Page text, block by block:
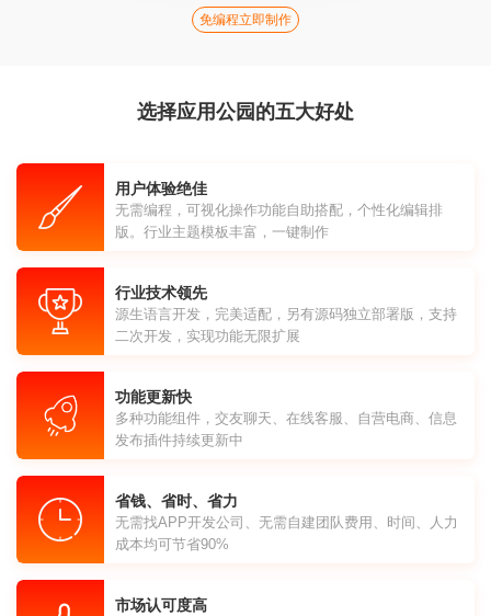
免编程立即制作
选择应用公园的五大好处
用户体验绝佳
无需编程，可视化操作功能自助搭配，个性化编辑排
版。行业主题模板丰富，一键制作
行业技术领先
源生语言开发，完美适配，另有源码独立部署版，支持
二次开发，实现功能无限扩展
功能更新快
多种功能组件，交友聊天、在线客服、自营电商、信息
发布插件持续更新中
省钱、省时、省力
无需找APP开发公司、无需自建团队费用、时间、人力
成本均可节省90%
市场认可度高